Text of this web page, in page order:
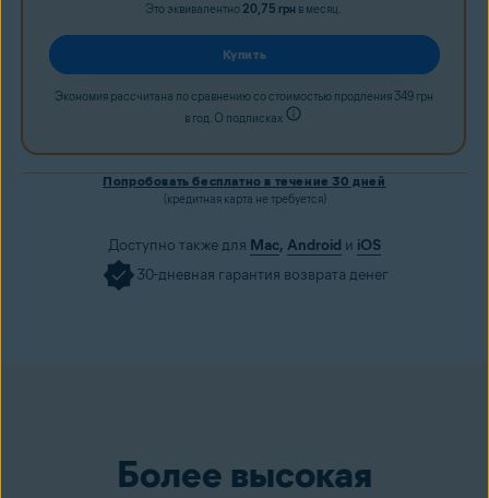
Это эквивалентно 20,75 грн в месяц.
Купить
Экономия рассчитана по сравнению со стоимостью продления 349 грн
в год. О подписках
Попробовать бесплатно в течение 30 дней
(кредитная карта не требуется)
Доступно также для Mac, Android и iOS
30-дневная гарантия возврата денег
Более высокая